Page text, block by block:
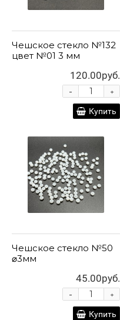
Чешское стекло №132
цвет №01 3 мм
120.00руб.
+
-
Купить
Чешское стекло №50
⌀3мм
45.00руб.
+
-
Купить